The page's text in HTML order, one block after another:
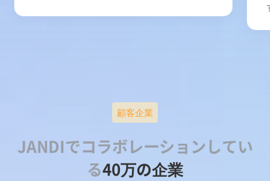
顧客企業
JANDIでコラボレーションしてい
る40万の企業